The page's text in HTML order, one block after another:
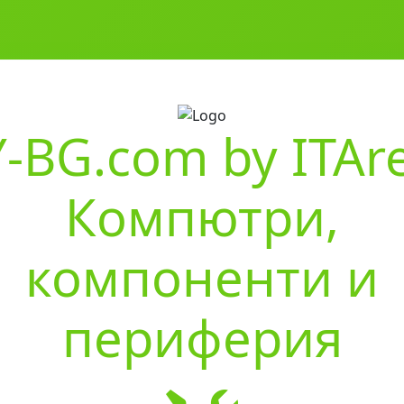
BG.com by
Компютри,
компоненти и
периферия